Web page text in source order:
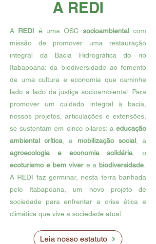
A REDI
A REDI é uma OSC socioambientalcom
missão de promover uma restauração
integral da Bacia Hidrográfica do rio
Itabapoana: da biodiversidade ao fomento
de uma cultura e economia que caminhe
lado a lado da justiça socioambiental. Para
promover um cuidado integral à bacia,
nossos projetos, articulações e extensões,
se sustentam em cinco pilares: a educação
ambiental crítica , a mobilização social, a
agroecologia e economia solidária , o
ecoturismo e bem vivere a biodiversidade.
A REDI faz germinar, nesta terra banhada
pelo Itabapoana, um novo projeto de
sociedade para enfrentar a crise ética e
climática que vive a sociedade atual.
Leia nosso estatuto